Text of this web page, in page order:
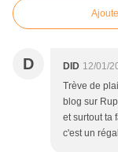
D DID 12/01/
Trève de
blog sur
et surtout ta
c'est un